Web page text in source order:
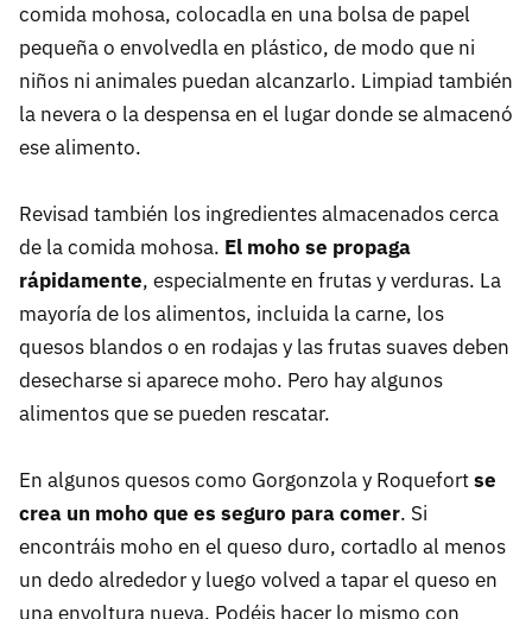
comida mohosa, colocadla en una bolsa de papel
pequeña o envolvedla en plástico, de modo que ni
niños ni animales puedan alcanzarlo. Limpiad también
la nevera o la despensa en el lugar donde se almacenó
ese alimento.
Revisad también los ingredientes almacenados cerca
de la comida mohosa. El moho se propaga
rápidamente, especialmente en frutas y verduras. La
mayoría de los alimentos, incluida la carne, los
quesos blandos o en rodajas y las frutas suaves deben
desecharse si aparece moho. Pero hay algunos
alimentos que se pueden rescatar.
En algunos quesos como Gorgonzola y Roquefortse
crea un moho que es seguro para comer. Si
encontráis moho en el queso duro, cortadlo al menos
un dedo alrededor y luego volved a tapar el queso en
una envoltura nueva. Podéis hacer lo mismo con